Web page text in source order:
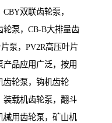
双联齿轮泵，
泵，CB-B大排量齿
泵，PV2R高压叶片
品应用广泛，按用
齿轮泵，钩机齿轮
装载机齿轮泵，翻斗
械用齿轮泵，矿山机